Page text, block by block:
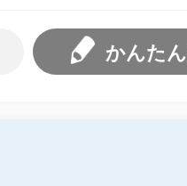
かんた